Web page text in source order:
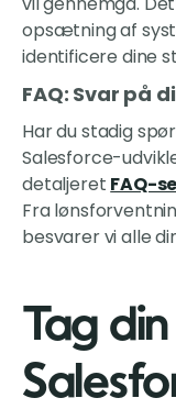
opsætning af
identificere dine
FAQ: Svar på
Har du stadig
Salesforce-
detaljeret FAQ-
Fra
besvarer vi alle
Tag